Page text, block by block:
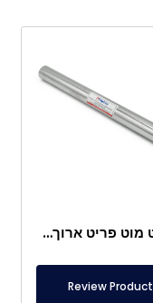
מגנט מוט פריט ארוך Ø32×400 מ"מ
Review Product